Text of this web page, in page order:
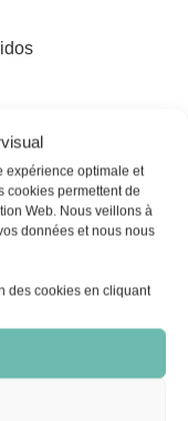
expérience optimale et
cookies permettent de
Web. Nous veillons à
données et nous nous
des cookies en cliquant
tu
a tu
nuestro servicio.
nuestros polvos